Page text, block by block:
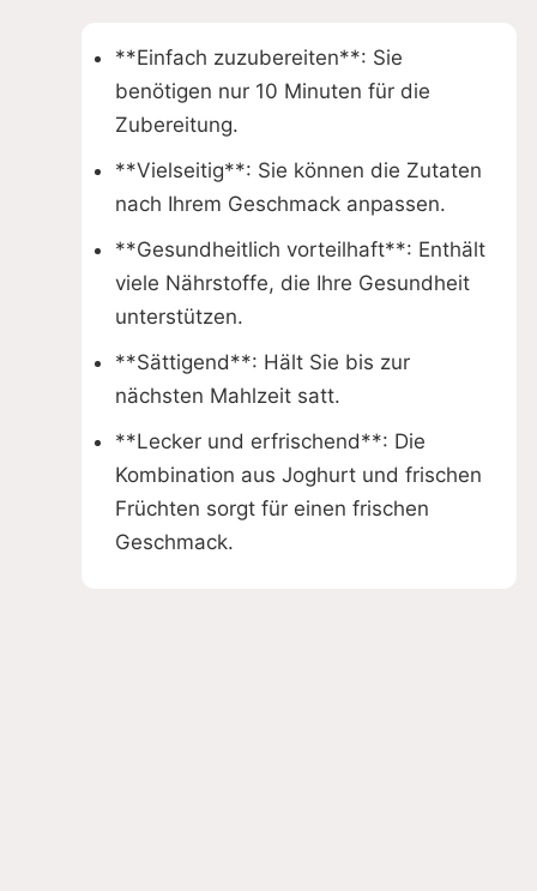
**Einfach zuzubereiten**: Sie
benötigen nur 10 Minuten für die
Zubereitung.
**Vielseitig**: Sie können die Zutaten
nach Ihrem Geschmack anpassen.
**Gesundheitlich vorteilhaft**: Enthält
viele Nährstoffe, die Ihre Gesundheit
unterstützen.
**Sättigend**: Hält Sie bis zur
nächsten Mahlzeit satt.
**Lecker und erfrischend**: Die
Kombination aus Joghurt und frischen
Früchten sorgt für einen frischen
Geschmack.